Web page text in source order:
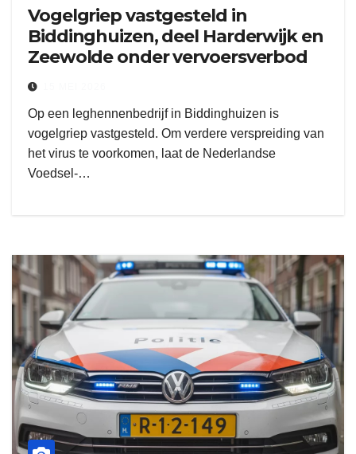
Vogelgriep vastgesteld in
Biddinghuizen, deel Harderwijk en
Zeewolde onder vervoersverbod
Op een leghennenbedrijf in Biddinghuizen is
vogelgriep vastgesteld. Om verdere verspreiding van
het virus te voorkomen, laat de Nederlandse
Voedsel-…